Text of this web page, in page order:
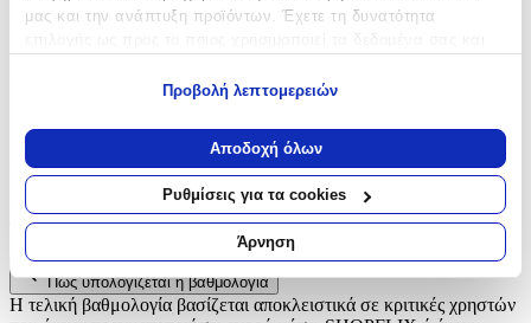
μας και την ανάπτυξη προϊόντων. Έχετε τη δυνατότητα
Να συλλέξουμε πληροφορίες σχετικά με τη γεωγραφική
σας τοποθεσία, οι οποίες μπορεί να είναι ακριβείς σε
απόσταση μερικών μέτρων
Να αναγνωρίσουμε τη συσκευή σας σαρώνοντας ενεργά
για συγκεκριμένα χαρακτηριστικά (δακτυλικό αποτύπωμα)
Μάθετε περισσότερα σχετικά με τον τρόπο επεξεργασίας των
προσωπικών σας δεδομένων και καθορίστε τις προτιμήσεις σας
στηνενότητα “Λεπτομέρειες”. Μπορείτε να αλλάξετε ή να
Προβολή λεπτομερειών
Αποδοχή όλων
Ρυθμίσεις για τα cookies
Άρνηση
Χαρακτηριστικά
Αξιολογήσεις
Προς το παρόν δεν υπάρχουν άλλες αξιολογήσεις. Όταν
προστεθούν, θα εμφανιστούν εδώ.
Πώς υπολογίζεται η βαθμολογία
Η τελική βαθμολογία βασίζεται αποκλειστικά σε κριτικές χρηστών